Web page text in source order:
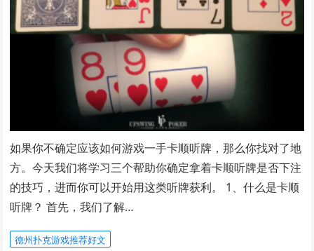
如果你不确定应该如何游戏一手卡顺听牌，那么你找对了地
方。今天我们将学习三个帮助你确定拿着卡顺听牌是否下注
的技巧，进而你可以开始用这类听牌获利。 1、什么是卡顺
听牌？ 首先，我们了解…
德州扑克游戏推荐好文